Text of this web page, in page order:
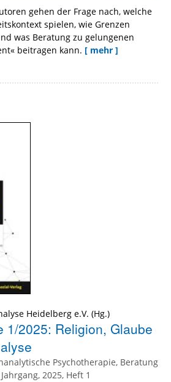
gehen der Frage nach, welche
spielen, wie Grenzen
was Beratung zu gelungenen
beitragen kann. [ mehr ]
Heidelberg e.V. (Hg.)
1/2025: Religion, Glaube
Psychotherapie, Beratung
2025, Heft 1